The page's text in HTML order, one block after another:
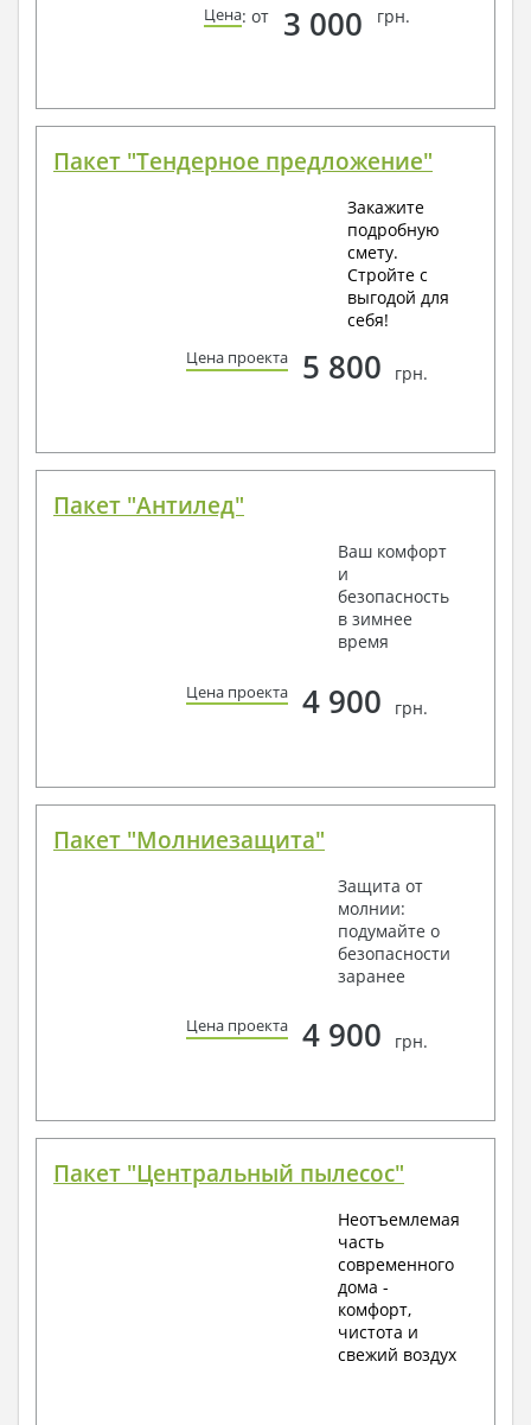
Цена: от 3 000 грн.
Пакет "Тендерное предложение"
Закажите
подробную
смету.
Стройте с
выгодой для
себя!
Цена проекта 5 800 грн.
Пакет "Антилед"
Ваш комфорт
и
безопасность
в зимнее
время
Цена проекта 4 900 грн.
Пакет "Молниезащита"
Защита от
молнии:
подумайте о
безопасности
заранее
Цена проекта 4 900 грн.
Пакет "Центральный пылесос"
Неотъемлемая
часть
современного
дома -
комфорт,
чистота и
свежий воздух